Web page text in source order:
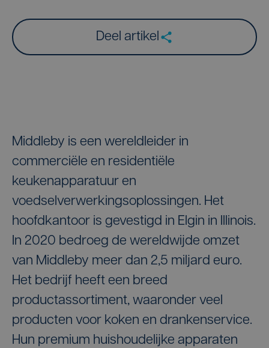
Deel artikel
Middleby is een wereldleider in
commerciële en residentiële
keukenapparatuur en
voedselverwerkingsoplossingen. Het
hoofdkantoor is gevestigd in Elgin in Illinois.
In 2020 bedroeg de wereldwijde omzet
van Middleby meer dan 2,5 miljard euro.
Het bedrijf heeft een breed
productassortiment, waaronder veel
producten voor koken en drankenservice.
Hun premium huishoudelijke apparaten